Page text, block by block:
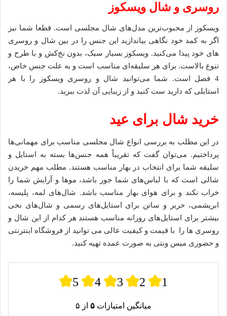
روسری و شال ویسکوز
ویسکوز از محبوب‌ترین مدل‌های شال مجلسی است. قطعا شما نیز
اگر به کمد خود نگاهی بیاندازید این جنس را در بین شال و روسری
های خود پیدا می‌کنید. ویسکوز بسیار سبک، بدون نخ‌کش و با طرح و
تنوع بالاست. برای هر سلیقه‌ای مناسب است و به علت جنس خاص،
4 فصل است. شما می‌توانید شال و روسری ویسکوز را با هر
استایلی که دارید ست کنید و از زیبایی آن لذت ببرید.
خرید شال برای عید
در این مطلب به بررسی انواع شال مجلسی مناسب برای مهمانی‌ها
پرداختیم. می‌توان گفت که تقریباً همه جنس‌ها بسته به استایل و
سلیقه شما برای انتخاب در بهار مناسب هستند. مطلب مهم خریدن
شالی است که با لباس‌های شما جور باشد، موها و آرایش شما را
خراب نکند و برای هوای بهار مناسب باشد. شال‌های لمه، پلیسه،
ابریشمی، حریر و ساتن برای استایل‌های رسمی و شال‌های نخی
بیشتر برای استایل‌های روزانه مناسب هستند هر کدام از این شال و
روسری ها را با قیمت و کیفیت عالی می توانید از فروشگاه اینترنتی
و حضوری میس ونتی به صورت عمده تهیه کنید.
5 4 3 2 1
میانگین امتیازات ۵ از ۵